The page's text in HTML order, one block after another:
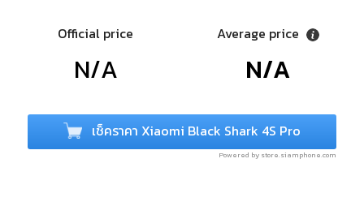
Official price
N/A
Average price
N/A
เช็คราคา Xiaomi Black Shark 4S Pro
Powered by store.siamphone.com